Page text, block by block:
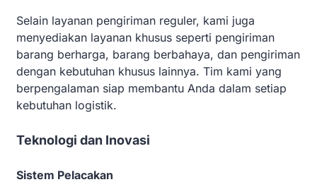
Selain layanan pengiriman reguler, kami juga
menyediakan layanan khusus seperti pengiriman
barang berharga, barang berbahaya, dan pengiriman
dengan kebutuhan khusus lainnya. Tim kami yang
berpengalaman siap membantu Anda dalam setiap
kebutuhan logistik.
Teknologi dan Inovasi
Sistem Pelacakan